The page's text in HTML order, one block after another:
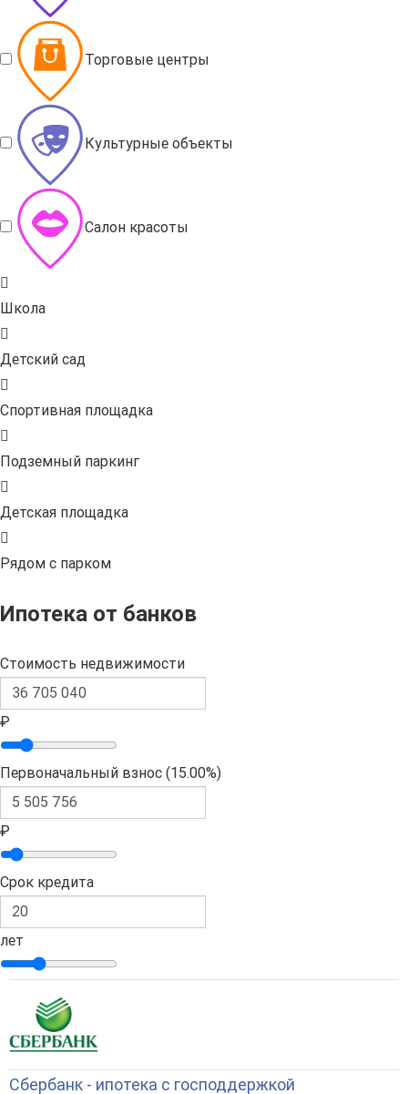
Торговые центры
Культурные объекты
Салон красоты
Школа
Детский сад
Спортивная площадка
Подземный паркинг
Детская площадка
Рядом с парком
Ипотека от банков
Стоимость недвижимости
₽
Первоначальный взнос (15.00%)
₽
Срок кредита
лет
Сбербанк - ипотека с господдержкой